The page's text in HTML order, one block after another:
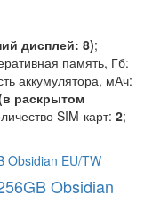
дисплей: 8);
память, Гб:
аккумулятора, мАч:
раскрытом
SIM-карт: 2;
Obsidian